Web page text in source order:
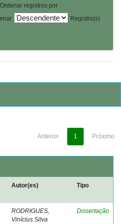
Ordenar registros por
Registro(s)
Anterior 1 Próximo
Autor(es) Tipo
RODRIGUES,
Vinícius Silva
Dissertação